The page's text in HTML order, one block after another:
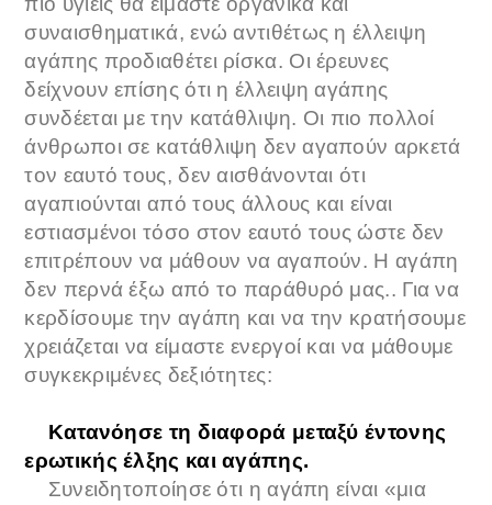
συναισθηματικά, ενώ αντιθέτως η έλλειψη
αγάπης προδιαθέτει ρίσκα. Οι έρευνες
δείχνουν επίσης ότι η έλλειψη αγάπης
συνδέεται με την κατάθλιψη. Οι πιο πολλοί
άνθρωποι σε κατάθλιψη δεν αγαπούν αρκετά
τον εαυτό τους, δεν αισθάνονται ότι
αγαπιούνται από τους άλλους και είναι
εστιασμένοι τόσο στον εαυτό τους ώστε δεν
επιτρέπουν να μάθουν να αγαπούν. Η αγάπη
δεν περνά έξω από το παράθυρό μας.. Για να
κερδίσουμε την αγάπη και να την κρατήσουμε
χρειάζεται να είμαστε ενεργοί και να μάθουμε
συγκεκριμένες δεξιότητες:
Κατανόησε τη διαφορά μεταξύ έντονης
ερωτικής έλξης και αγάπης.
Συνειδητοποίησε ότι η αγάπη είναι «μια